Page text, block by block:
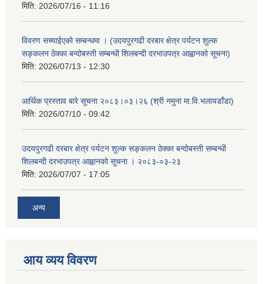
मिति: 2026/07/16 - 11:16
विवरण सच्याईएको सम्बन्धमा । (उदयपुरगढी दरबार क्षेत्र पर्यटन शुल्क
सङ्कलन ठेक्का बन्दोबस्ती सम्बन्धी शिलबन्दी दरभाउपत्र आह्वानको सूचना)
मिति: 2026/07/13 - 12:30
आर्थिक प्रस्ताव बारे सूचना २०८३।०३।२६ (श्री नमुना मा.वि.भलायडाँडा)
मिति: 2026/07/10 - 09:42
उदयपुरगढी दरबार क्षेत्र पर्यटन शुल्क सङ्कलन ठेक्का बन्दोबस्ती सम्बन्धी
शिलबन्दी दरभाउपत्र आह्वानको सूचना । २०८३-०३-२३
मिति: 2026/07/07 - 17:05
अन्य
आय व्यय विवरण